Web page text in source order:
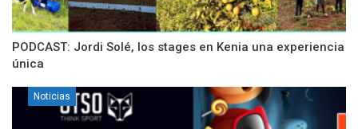
PODCAST: Jordi Solé, los stages en Kenia una experiencia
única
Noticias